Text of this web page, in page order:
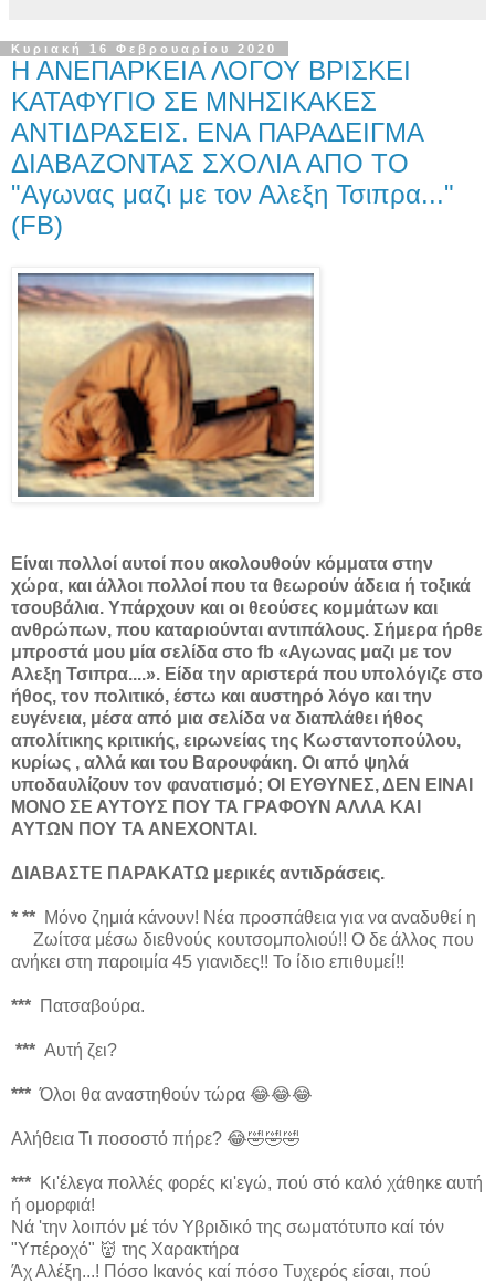
Κυριακή 16 Φεβρουαρίου 2020
Η ΑΝΕΠΑΡΚΕΙΑ ΛΟΓΟΥ ΒΡΙΣΚΕΙ
ΚΑΤΑΦΥΓΙΟ ΣΕ ΜΝΗΣΙΚΑΚΕΣ
ΑΝΤΙΔΡΑΣΕΙΣ. ΕΝΑ ΠΑΡΑΔΕΙΓΜΑ
ΔΙΑΒΑΖΟΝΤΑΣ ΣΧΟΛΙΑ ΑΠΟ ΤΟ
"Αγωνας μαζι με τον Αλεξη Τσιπρα..."
(FB)
Είναι πολλοί αυτοί που ακολουθούν κόμματα στην
χώρα, και άλλοι πολλοί που τα θεωρούν άδεια ή τοξικά
τσουβάλια. Υπάρχουν και οι θεούσες κομμάτων και
ανθρώπων, που καταριούνται αντιπάλους. Σήμερα ήρθε
μπροστά μου μία σελίδα στο fb «Αγωνας μαζι με τον
Αλεξη Τσιπρα....». Eίδα την αριστερά που υπολόγιζε στο
ήθος, τον πολιτικό, έστω και αυστηρό λόγο και την
ευγένεια, μέσα από μια σελίδα να διαπλάθει ήθος
απολίτικης κριτικής, ειρωνείας της Κωσταντοπούλου,
κυρίως , αλλά και του Βαρουφάκη. Οι από ψηλά
υποδαυλίζουν τον φανατισμό; ΟΙ ΕΥΘΥΝΕΣ, ΔΕΝ ΕΙΝΑΙ
ΜΟΝΟ ΣΕ ΑΥΤΟΥΣ ΠΟΥ ΤΑ ΓΡΑΦΟΥΝ ΑΛΛΑ ΚΑΙ
ΑΥΤΩΝ ΠΟΥ ΤΑ ΑΝΕΧΟΝΤΑΙ.
ΔΙΑΒΑΣΤΕ ΠΑΡΑΚΑΤΩ μερικές αντιδράσεις.
* ** Μόνο ζημιά κάνουν! Νέα προσπάθεια για να αναδυθεί η
Ζωίτσα μέσω διεθνούς κουτσομπολιού!! Ο δε άλλος που
ανήκει στη παροιμία 45 γιανιδες!! Το ίδιο επιθυμεί!!
*** Πατσαβούρα.
*** Αυτή ζει?
*** Όλοι θα αναστηθούν τώρα 😂😂😂
Αλήθεια Τι ποσοστό πήρε? 😂🤣🤣🤣
*** Κι'έλεγα πολλές φορές κι'εγώ, πού στό καλό χάθηκε αυτή
ή ομορφιά!
Νά 'την λοιπόν μέ τόν Υβριδικό της σωματότυπο καί τόν
"Υπέροχό" 👹 της Χαρακτήρα
Άχ Αλέξη...! Πόσο Ικανός καί πόσο Τυχερός είσαι, πού